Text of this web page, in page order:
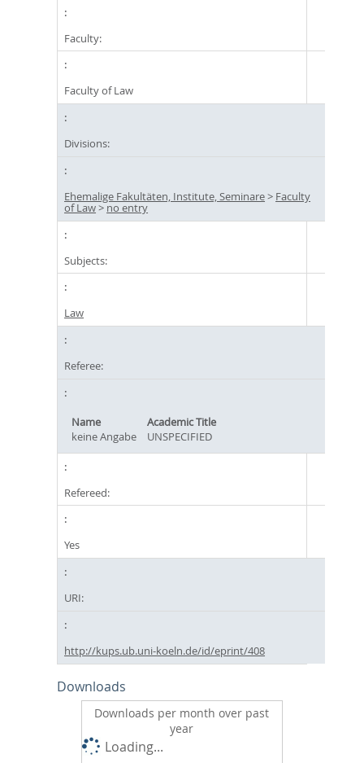
Faculty:
Faculty of Law
Divisions:
Ehemalige Fakultäten, Institute, Seminare> Faculty
of Law>no entry
Subjects:
Law
Referee:
Name
Academic Title
keine Angabe
UNSPECIFIED
Refereed:
Yes
URI:
http://kups.ub.uni-koeln.de/id/eprint/408
Downloads
Downloads per month over past
year
Loading...